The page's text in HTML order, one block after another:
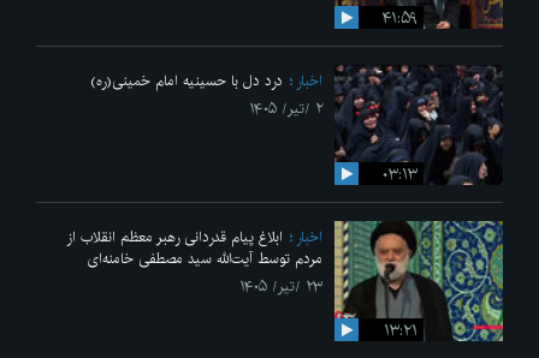
۴۱:۵۹
۰۳:۱۳
اخبار
درد دل با حسینیه امام خمینی(ره)
۲ /تیر/ ۱۴۰۵
۱۳:۲۱
اخبار
ابلاغ پیام قدردانی رهبر معظم انقلاب از
مردم توسط آیت‌الله سید مصطفی خامنه‌ای
۲۳ /تیر/ ۱۴۰۵